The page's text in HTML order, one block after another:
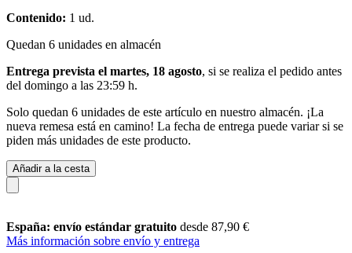
Contenido: 1 ud.
Quedan 6 unidades en almacén
Entrega prevista el martes, 18 agosto, si se realiza el pedido antes
del domingo a las 23:59 h.
Solo quedan 6 unidades de este artículo en nuestro almacén. ¡La
nueva remesa está en camino! La fecha de entrega puede variar si se
piden más unidades de este producto.
Añadir a la cesta
España: envío estándar gratuito desde 87,90 €
Más información sobre envío y entrega